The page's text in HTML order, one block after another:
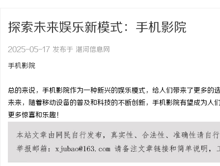
探索未来娱乐新模式：手机影院
2025-05-17 发布于 湛河信息网
手机影院
总的来说，手机影院作为一种新兴的娱乐模式，给人们带来了更多
未来，随着移动设备的普及和科技的不断创新，手机影院有望成为
更多惊喜和乐趣！